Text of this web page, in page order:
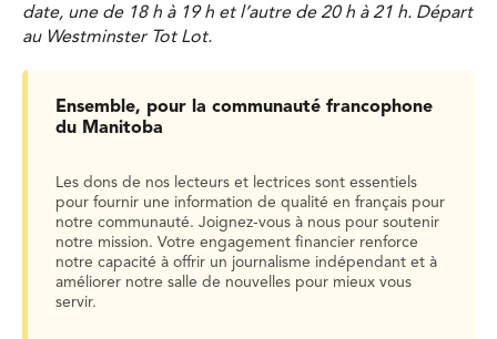
date, une de 18 h à 19 h et l’autre de 20 h à 21 h. Départ
au Westminster Tot Lot.
Ensemble, pour la communauté francophone
du Manitoba
Les dons de nos lecteurs et lectrices sont essentiels
pour fournir une information de qualité en français pour
notre communauté. Joignez-vous à nous pour soutenir
notre mission. Votre engagement financier renforce
notre capacité à offrir un journalisme indépendant et à
améliorer notre salle de nouvelles pour mieux vous
servir.